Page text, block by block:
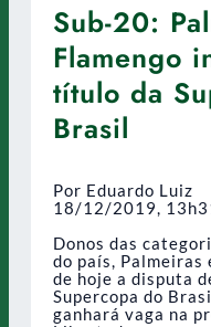
Sub-20:
Flamengo
título da
Brasil
Por Eduardo Luiz
18/12/2019,
Donos das
do país, Palmeiras
de hoje a disputa
Supercopa do
ganhará vaga na